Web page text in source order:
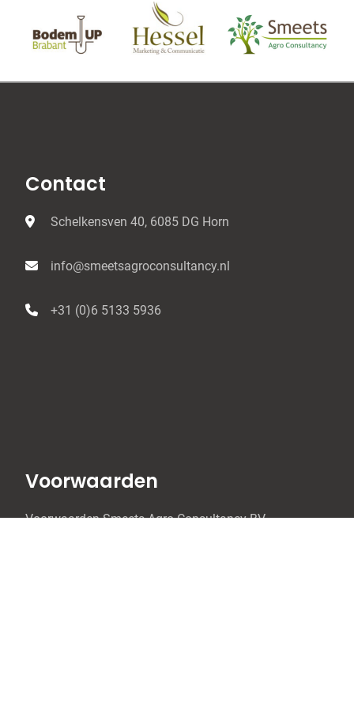
Contact
Schelkensven 40, 6085 DG Horn
info@smeetsagroconsultancy.nl
+31 (0)6 5133 5936
Voorwaarden
Voorwaarden Smeets Agro Consultancy BV